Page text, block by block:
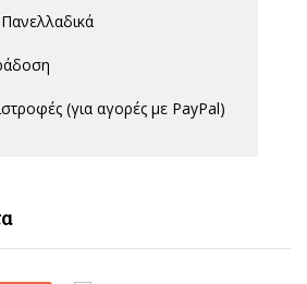
(για αγορές με PayPal)